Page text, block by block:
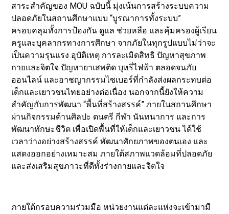
สาระสำคัญของ MOU ฉบับนี้ มุ่งเน้นการสร้างระบบความ
ปลอดภัยในสถานศึกษาแบบ “บูรณาการทั้งระบบ”
ครอบคลุมทั้งการป้องกัน ดูแล ช่วยหลือ และคุ้มครองผู้เรียน
ครูและบุคลากรทางการศึกษา จากภัยในทุกรูปแบบไม่ว่าจะ
เป็นความรุนแรง อุบัติเหตุ การละเมิดสิทธิ ปัญหาสุขภาพ
กายและจิตใจ ปัญหายาเสพติด บุหรี่ไฟฟ้า ตลอดจนภัย
ออนไลน์ และอาชญากรรมไซเบอร์ที่กำลังส่งผลกระทบต่อ
เด็กและเยาวชนไทยอย่างต่อเนื่อง นอกจากนี้ยังให้ความ
สำคัญกับการพัฒนา “พื้นที่สร้างสรรค์” ภายในสถานศึกษา
ผ่านกิจกรรมด้านศิลปะ ดนตรี กีฬา นันทนาการ และการ
พัฒนาทักษะชีวิต เพื่อเปิดพื้นที่ให้เด็กและเยาวชน ได้ใช้
เวลาว่างอย่างสร้างสรรค์ พัฒนาศักยภาพของตนเอง และ
แสดงออกอย่างเหมาะสม ภายใต้สภาพแวดล้อมที่ปลอดภัย
และส่งเสริมสุขภาวะที่ดีทั้งร่างกายและจิตใจ
ภายใต้กรอบความร่วมมือ หน่วยงานแต่ละแห่งจะเข้ามามี